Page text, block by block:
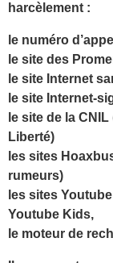
harcèlement :
le numéro
le site des
le site Internet
le site Internet-
le site de la
Liberté)
les sites
rumeurs)
les sites
Youtube Kids,
le moteur de